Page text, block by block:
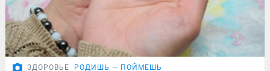
ЗДОРОВЬЕ РОДИШЬ — ПОЙМЕШЬ